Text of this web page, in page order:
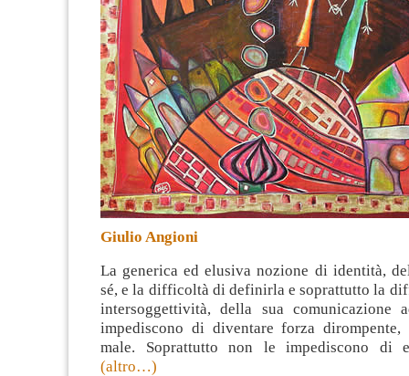
Giulio Angioni
La generica ed elusiva nozione di identità,
sé, e la difficoltà di definirla e soprattutto la
intersoggettività, della sua comunicazione
impediscono di diventare forza
male. Soprattutto non le impediscono di
(altro…)